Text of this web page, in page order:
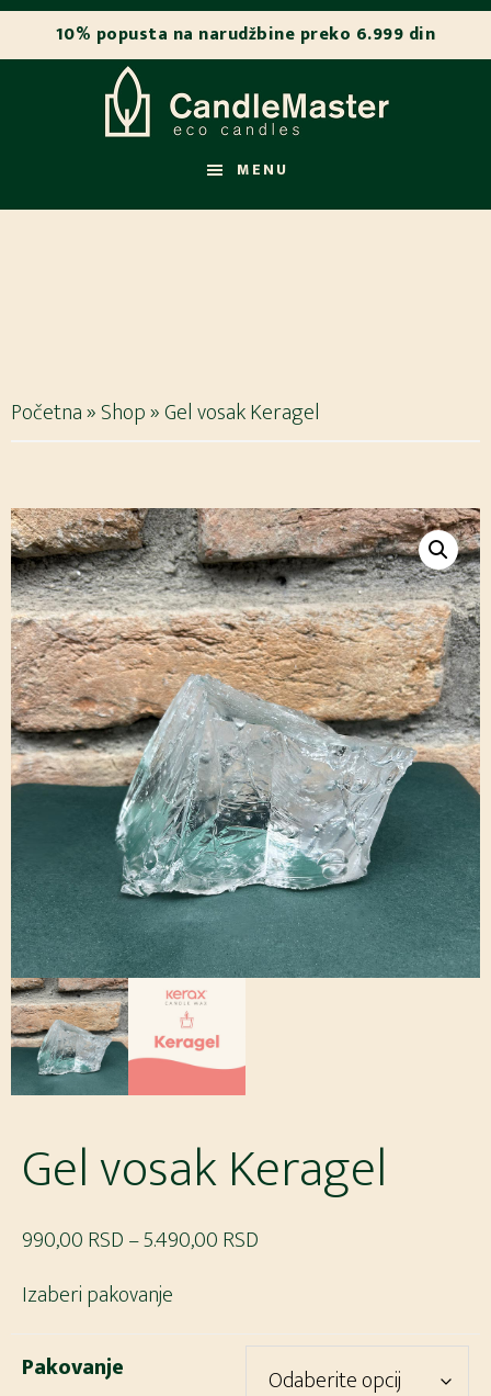
Skip
to
Skip
to
MENU
Početna»Shop»Gel vosak Keragel
Gel vosak Keragel
990,00RSD–5.490,00RSD
990,00 RSD
do
Izaberi pakovanje
Pakovanje